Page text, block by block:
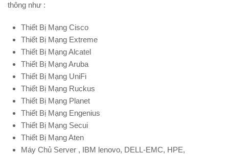
thông như :
Thiết Bị Mạng Cisco
Thiết Bị Mạng Extreme
Thiết Bị Mạng Alcatel
Thiết Bị Mạng Aruba
Thiết Bị Mạng UniFi
Thiết Bị Mạng Ruckus
Thiết Bị Mạng Planet
Thiết Bị Mạng Engenius
Thiết Bị Mạng Secui
Thiết Bị Mạng Aten
Máy Chủ Server , IBM lenovo, DELL-EMC, HPE,